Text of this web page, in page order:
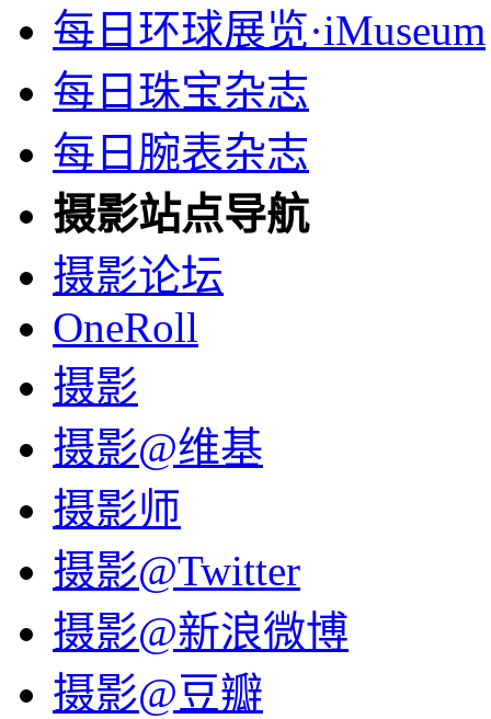
每日环球展览·iMuseum
每日珠宝杂志
每日腕表杂志
摄影站点导航
摄影论坛
OneRoll
摄影
摄影@维基
摄影师
摄影@Twitter
摄影@新浪微博
摄影@豆瓣